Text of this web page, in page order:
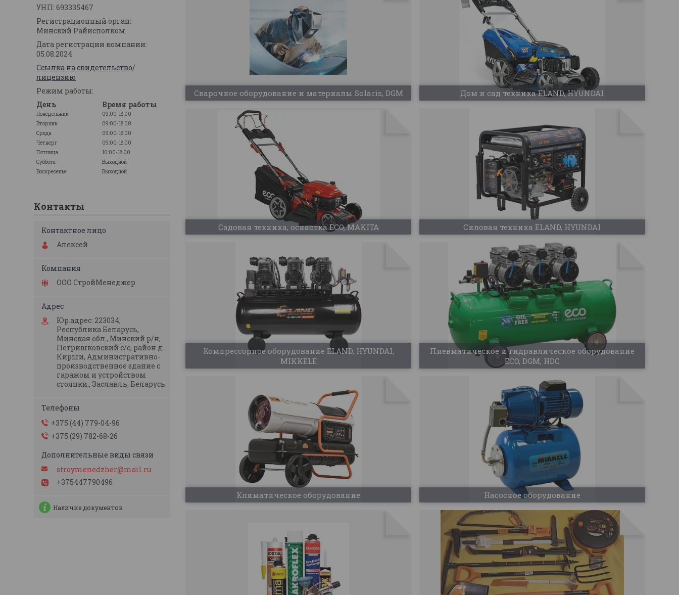
Сварочное оборудование и материалы Solaris, DGM Дом и сад техника ELAND, HYUNDAI
Садовая техника, оснастка ECO, MAKITA Силовая техника ELAND, HYUNDAI
Компрессорное оборудование ELAND, HYUNDAI,
MIKKELE
Пневматическое и гидравлическое оборудование
ECO, DGM, HDC
Климатическое оборудование Насосное оборудование
УНП: 693335467
Регистрационный орган:
Минский Райисполком
Дата регистрации компании:
05.08.2024
Ссылка на свидетельство/
лицензию
Режим работы:
День
Время работы
Понедельник
09:00-18:00
Вторник
09:00-18:00
Среда
09:00-18:00
Четверг
09:00-18:00
Пятница
10:00-18:00
Суббота
Выходной
Воскресенье
Выходной
Контакты
Алексей
ООО СтройМенеджер
Юр.адрес: 223034,
Республика Беларусь,
Минская обл., Минский р/н,
Петришковский с/с, район д.
Кирши, Административно-
производственное здание с
гаражом и устройством
стоянки., Заславль, Беларусь
+375 (44) 779-04-96
+375 (29) 782-68-26
stroymenedzher@mail.ru
+375447790496
Наличие документов